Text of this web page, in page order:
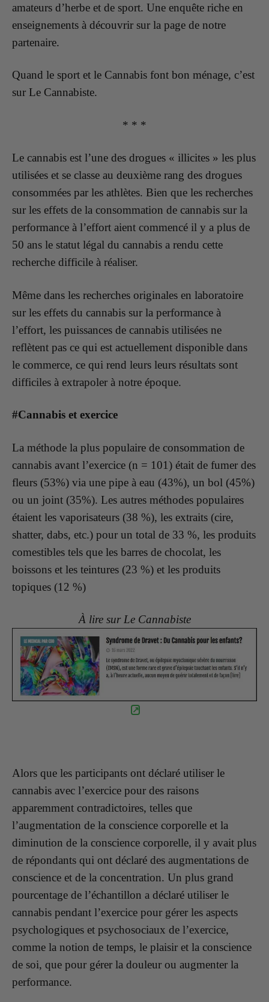
amateurs d’herbe et de sport. Une enquête riche en
enseignements à découvrir sur la page de notre
partenaire.
Quand le sport et le Cannabis font bon ménage, c’est
sur Le Cannabiste.
* * *
Le cannabis est l’une des drogues « illicites » les plus
utilisées et se classe au deuxième rang des drogues
consommées par les athlètes. Bien que les recherches
sur les effets de la consommation de cannabis sur la
performance à l’effort aient commencé il y a plus de
50 ans le statut légal du cannabis a rendu cette
recherche difficile à réaliser.
Même dans les recherches originales en laboratoire
sur les effets du cannabis sur la performance à
l’effort, les puissances de cannabis utilisées ne
reflètent pas ce qui est actuellement disponible dans
le commerce, ce qui rend leurs leurs résultats sont
difficiles à extrapoler à notre époque.
#Cannabis et exercice
La méthode la plus populaire de consommation de
cannabis avant l’exercice (n = 101) était de fumer des
fleurs (53%) via une pipe à eau (43%), un bol (45%)
ou un joint (35%). Les autres méthodes populaires
étaient les vaporisateurs (38 %), les extraits (cire,
shatter, dabs, etc.) pour un total de 33 %, les produits
comestibles tels que les barres de chocolat, les
boissons et les teintures (23 %) et les produits
topiques (12 %)
À lire sur Le Cannabiste
Alors que les participants ont déclaré utiliser le
cannabis avec l’exercice pour des raisons
apparemment contradictoires, telles que
l’augmentation de la conscience corporelle et la
diminution de la conscience corporelle, il y avait plus
de répondants qui ont déclaré des augmentations de
conscience et de la concentration. Un plus grand
pourcentage de l’échantillon a déclaré utiliser le
cannabis pendant l’exercice pour gérer les aspects
psychologiques et psychosociaux de l’exercice,
comme la notion de temps, le plaisir et la conscience
de soi, que pour gérer la douleur ou augmenter la
performance.